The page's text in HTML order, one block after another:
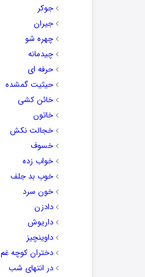
جوکر
جیران
چهره شو
چیدمانه
حرفه ای
حیثیت گمشده
خائن کشی
خاتون
خجالت نکش
خسوف
خواب زده
خوب بد جلف
خون سرد
دادزن
داریوش
داوینچیز
دختران کوچه غم
در انتهای شب